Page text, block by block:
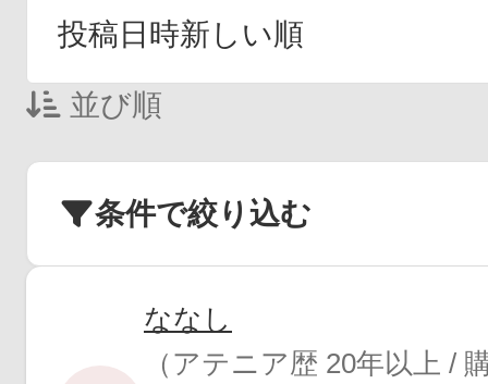
並び順
条件で絞り込む
ななし
（アテニア歴 20年以上 /